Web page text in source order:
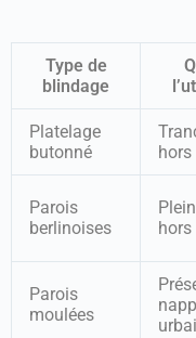
Type de
blindage
Platelage
butonné
hors
Parois
berlinoises
hors
Parois
moulées